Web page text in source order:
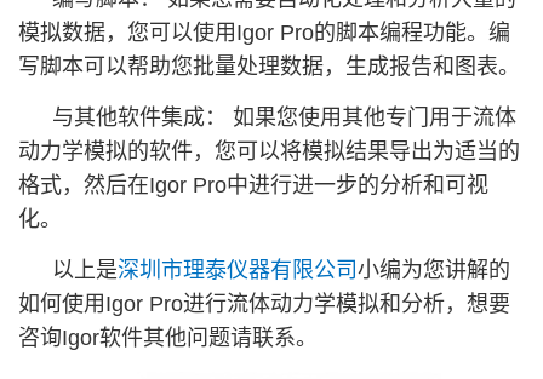
模拟数据，您可以使用Igor Pro的脚本编程功能。编
写脚本可以帮助您批量处理数据，生成报告和图表。
与其他软件集成： 如果您使用其他专门用于流体
动力学模拟的软件，您可以将模拟结果导出为适当的
格式，然后在Igor Pro中进行进一步的分析和可视
化。
以上是深圳市理泰仪器有限公司 小编为您讲解的
如何使用Igor Pro进行流体动力学模拟和分析，想要
咨询Igor软件其他问题请联系。